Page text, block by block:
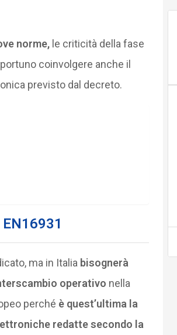
norme,le criticità della fase
coinvolgere anche il
previsto dal decreto.
ma in Italia bisognerà
operativo nella
perché è quest’ultima la
redatte secondo la